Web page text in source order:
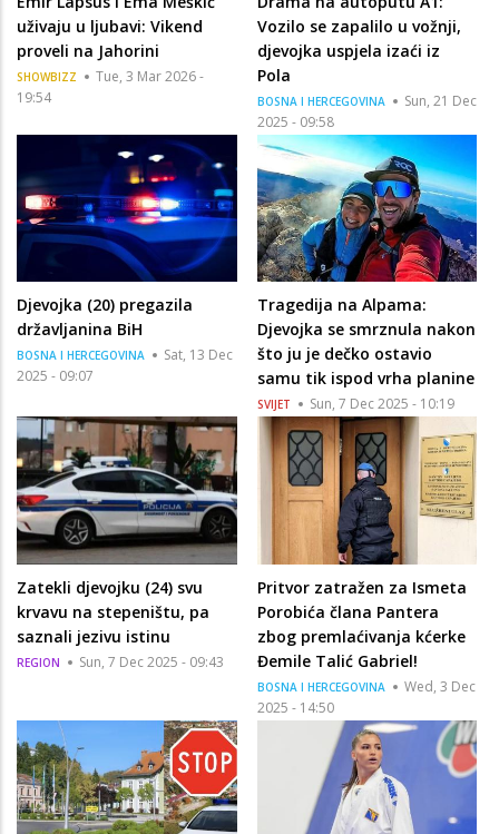
uživaju u ljubavi: Vikend
proveli na Jahorini
SHOWBIZZ
Tue, 3 Mar 2026 -
19:54
Vozilo se zapalilo u vožnji,
djevojka uspjela izaći iz
Pola
BOSNA I HERCEGOVINA
Sun, 21 Dec
2025 - 09:58
Djevojka (20) pregazila
državljanina BiH
BOSNA I HERCEGOVINA
Sat, 13 Dec
2025 - 09:07
Tragedija na Alpama:
Djevojka se smrznula nakon
što ju je dečko ostavio
samu tik ispod vrha planine
SVIJET Sun, 7 Dec 2025 - 10:19
Zatekli djevojku (24) svu
krvavu na stepeništu, pa
saznali jezivu istinu
REGION Sun, 7 Dec 2025 - 09:43
Pritvor zatražen za Ismeta
Porobića člana Pantera
zbog premlaćivanja kćerke
Đemile Talić Gabriel!
BOSNA I HERCEGOVINA
Wed, 3 Dec
2025 - 14:50